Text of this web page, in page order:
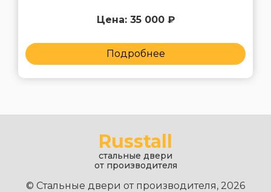
Цена: 35 000 ₽
Подробнее
Russtall
стальные двери
от производителя
© Стальные двери от производителя, 2026